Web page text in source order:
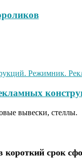
вывески, стеллы.
срок